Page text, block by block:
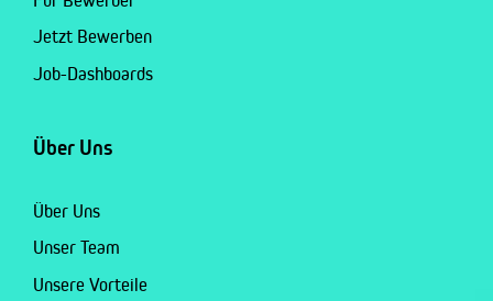
Jetzt Bewerben
Job-Dashboards
Über Uns
Über Uns
Unser Team
Unsere Vorteile